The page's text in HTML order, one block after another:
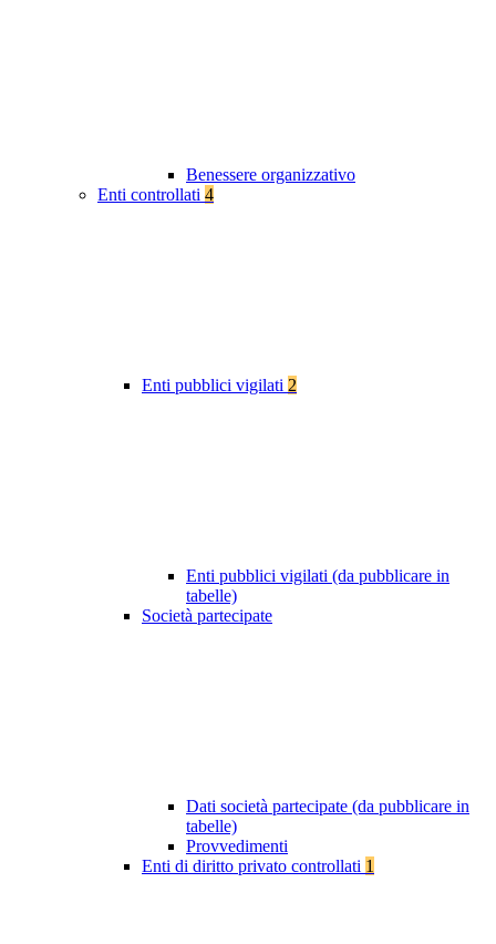
Benessere organizzativo
Enti controllati 4
Enti pubblici vigilati 2
Enti pubblici vigilati (da pubblicare in
tabelle)
Società partecipate
Dati società partecipate (da pubblicare in
tabelle)
Provvedimenti
Enti di diritto privato controllati 1